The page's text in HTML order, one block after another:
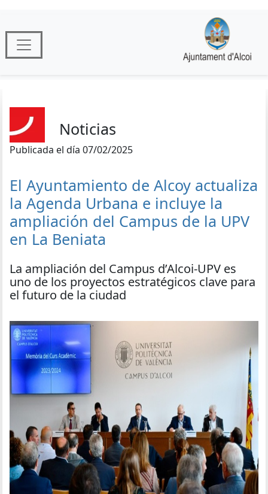
Noticias
Publicada el día 07/02/2025
El Ayuntamiento de Alcoy actualiza
la Agenda Urbana e incluye la
ampliación del Campus de la UPV
en La Beniata
La ampliación del Campus d’Alcoi-UPV es
uno de los proyectos estratégicos clave para
el futuro de la ciudad